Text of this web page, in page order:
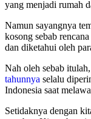
yang menjadi rumah
Namun sayangnya
kosong sebab
dan diketahui oleh
Nah oleh sebab
tahunnya selalu
Indonesia saat
Setidaknya dengan